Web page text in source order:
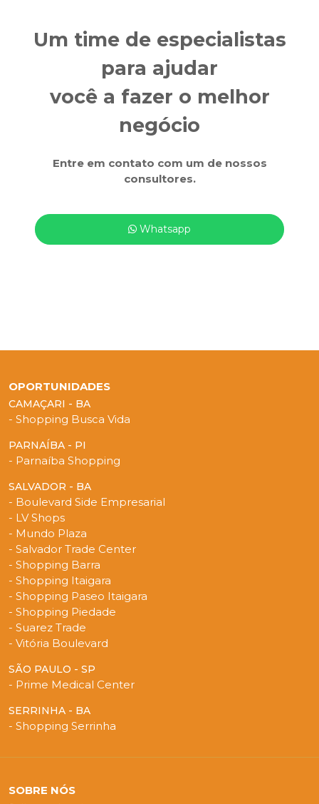
Um time de especialistas
para ajudar
você a fazer o melhor
negócio
Entre em contato com um de nossos
consultores.
Whatsapp
OPORTUNIDADES
CAMAÇARI - BA
- Shopping Busca Vida
PARNAÍBA - PI
- Parnaíba Shopping
SALVADOR - BA
- Boulevard Side Empresarial
- LV Shops
- Mundo Plaza
- Salvador Trade Center
- Shopping Barra
- Shopping Itaigara
- Shopping Paseo Itaigara
- Shopping Piedade
- Suarez Trade
- Vitória Boulevard
SÃO PAULO - SP
- Prime Medical Center
SERRINHA - BA
- Shopping Serrinha
SOBRE NÓS